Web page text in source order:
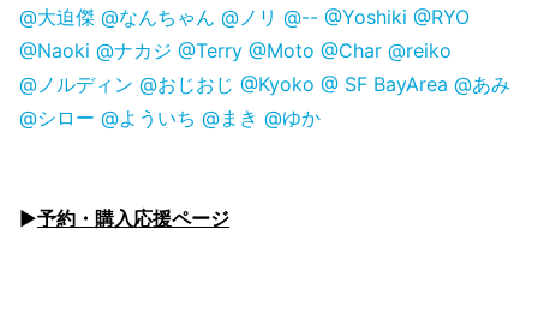
@大迫傑 @なんちゃん @ノリ @-- @Yoshiki @RYO
@Naoki @ナカジ @Terry @Moto @Char @reiko
@ノルディン @おじおじ @Kyoko @ SF BayArea @あみ
@シロー @よういち @まき @ゆか
▶予約・購入応援ページ